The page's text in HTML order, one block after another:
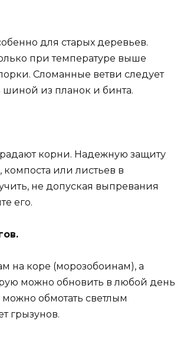
для старых деревьев.
при температуре выше
Сломанные ветви следует
из планок и бинта.
корни. Надежную защиту
компоста или листьев в
не допуская выпревания
его.
на коре (морозобоинам), а
можно обновить в любой день
обмотать светлым
грызунов.